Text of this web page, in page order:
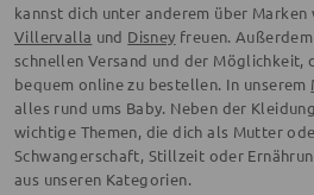
kannst dich unter anderem über Marken
Villervalla und Disney freuen.
schnellen Versand und der Möglichkeit,
bequem online zu bestellen. In unserem
alles rund ums Baby. Neben der
wichtige Themen, die dich als Mutter
Schwangerschaft, Stillzeit oder
aus unseren Kategorien.